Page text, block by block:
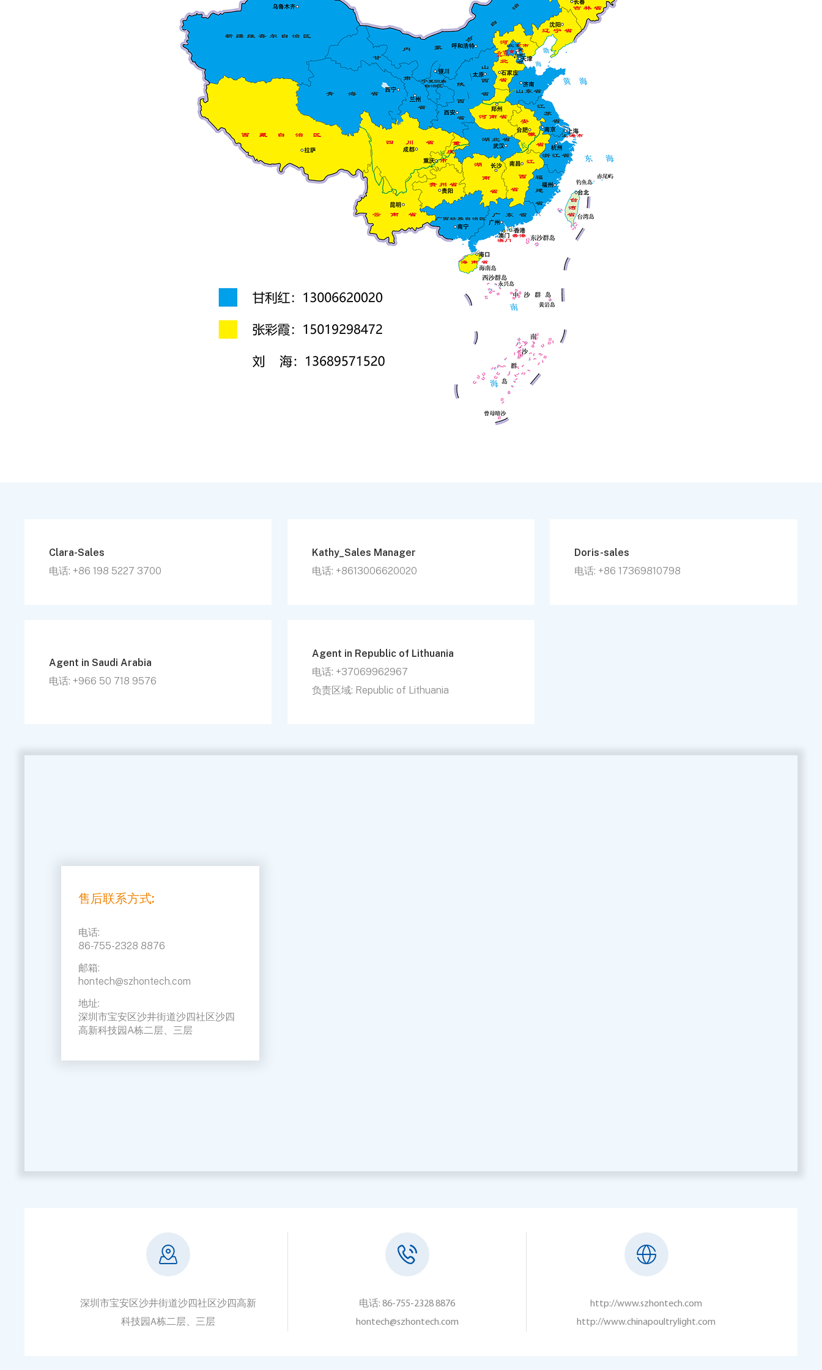
Clara-Sales
电话: +86 198 5227 3700
Kathy_Sales Manager
电话: +8613006620020
Doris-sales
电话: +86 17369810798
Agent in Saudi Arabia
电话: +966 50 718 9576
Agent in Republic of Lithuania
电话: +37069962967
负责区域: Republic of Lithuania
售后联系方式:
电话:
86-755-2328 8876
邮箱:
hontech@szhontech.com
地址:
深圳市宝安区沙井街道沙四社区沙四
高新科技园A栋二层、三层
深圳市宝安区沙井街道沙四社区沙四高新
科技园A栋二层、三层
电话: 86-755-2328 8876
hontech@szhontech.com
http://www.szhontech.com
http://www.chinapoultrylight.com